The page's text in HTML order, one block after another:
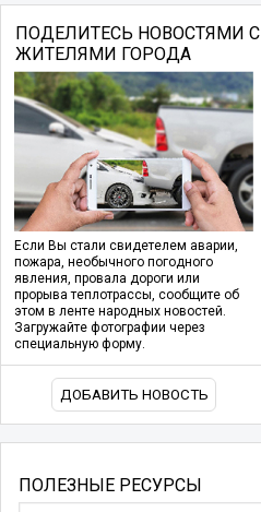
ПОДЕЛИТЕСЬ НОВОСТЯМИ С
ЖИТЕЛЯМИ ГОРОДА
Если Вы стали свидетелем аварии,
пожара, необычного погодного
явления, провала дороги или
прорыва теплотрассы, сообщите об
этом в ленте народных новостей.
Загружайте фотографии через
специальную форму.
ДОБАВИТЬ НОВОСТЬ
ПОЛЕЗНЫЕ РЕСУРСЫ